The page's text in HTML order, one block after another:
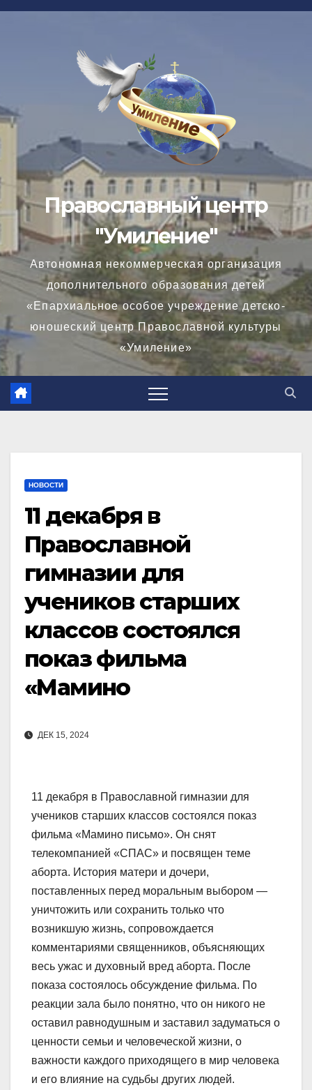
Перейти
Православный центр
"Умиление"
Автономная некоммерческая организация
дополнительного образования детей
«Епархиальное особое учреждение детско-
юношеский центр Православной культуры
«Умиление»
НОВОСТИ
11 декабря в
Православной
гимназии для
учеников старших
классов состоялся
показ фильма
«Мамино
ДЕК 15, 2024
11 декабря в Православной гимназии для
учеников старших классов состоялся показ
фильма «Мамино письмо». Он снят
телекомпанией «СПАС» и посвящен теме
аборта. История матери и дочери,
поставленных перед моральным выбором —
уничтожить или сохранить только что
возникшую жизнь, сопровождается
комментариями священников, объясняющих
весь ужас и духовный вред аборта. После
показа состоялось обсуждение фильма. По
реакции зала было понятно, что он никого не
оставил равнодушным и заставил задуматься о
ценности семьи и человеческой жизни, о
важности каждого приходящего в мир человека
и его влияние на судьбы других людей.